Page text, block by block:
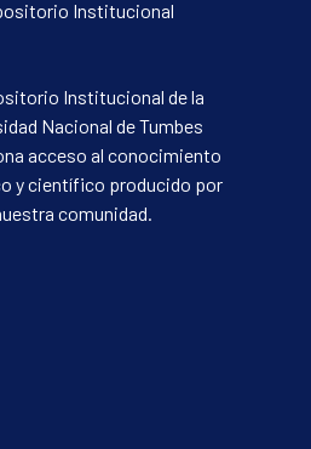
Institucional
Institucional de la
Nacional de Tumbes
acceso al conocimiento
y científico producido por
comunidad.